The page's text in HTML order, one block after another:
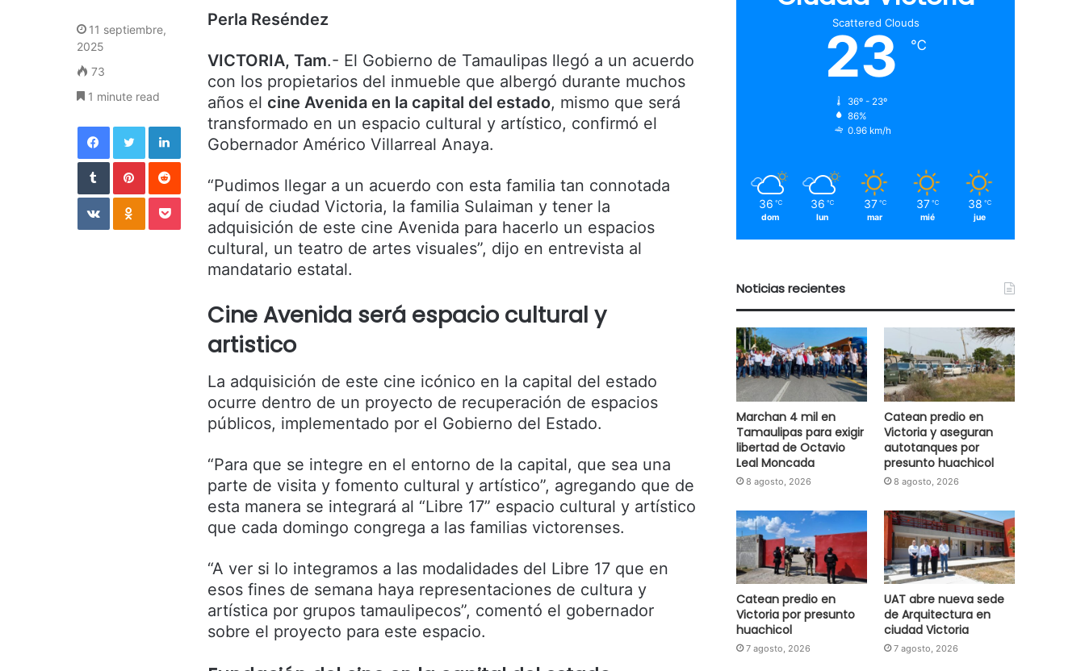
Perla Reséndez
VICTORIA, Tam.- El Gobierno de Tamaulipas llegó a un acuerdo
con los propietarios del inmueble que albergó durante muchos
años el cine Avenida en la capital del estado, mismo que será
transformado en un espacio cultural y artístico, confirmó el
Gobernador Américo Villarreal Anaya.
“Pudimos llegar a un acuerdo con esta familia tan connotada
aquí de ciudad Victoria, la familia Sulaiman y tener la
adquisición de este cine Avenida para hacerlo un espacios
cultural, un teatro de artes visuales”, dijo en entrevista al
mandatario estatal.
Cine Avenida será espacio cultural y
artistico
La adquisición de este cine icónico en la capital del estado
ocurre dentro de un proyecto de recuperación de espacios
públicos, implementado por el Gobierno del Estado.
“Para que se integre en el entorno de la capital, que sea una
parte de visita y fomento cultural y artístico”, agregando que de
esta manera se integrará al “Libre 17” espacio cultural y artístico
que cada domingo congrega a las familias victorenses.
“A ver si lo integramos a las modalidades del Libre 17 que en
esos fines de semana haya representaciones de cultura y
artística por grupos tamaulipecos”, comentó el gobernador
sobre el proyecto para este espacio.
11 septiembre,
2025
73
1 minute read
Facebook Twitter LinkedIn
Tumblr Pinterest Reddit
VKontakte Odnoklassniki Pocket
Scattered Clouds
23 ℃
36º - 23º
86%
0.96 km/h
36 ℃
dom
36 ℃
lun
37 ℃
mar
37 ℃
mié
38 ℃
jue
Noticias recientes
Marchan 4 mil en
Tamaulipas para exigir
libertad de Octavio
Leal Moncada
8 agosto, 2026
Catean predio en
Victoria y aseguran
autotanques por
presunto huachicol
8 agosto, 2026
Catean predio en
Victoria por presunto
huachicol
7 agosto, 2026
UAT abre nueva sede
de Arquitectura en
ciudad Victoria
7 agosto, 2026